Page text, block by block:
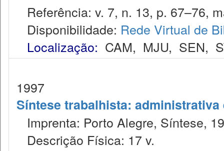
Referência: v. 7, n. 13, p. 67–76,
Disponibilidade: Rede Virtual de
Localização: CAM, MJU, SEN,
1997
Síntese trabalhista:
Imprenta: Porto Alegre, Síntese,
Descrição Física: 17 v.